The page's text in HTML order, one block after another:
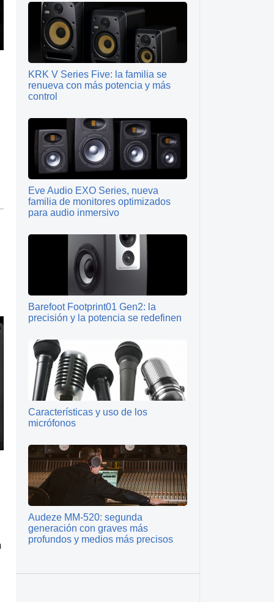
KRK V Series Five: la familia se
renueva con más potencia y más
control
Eve Audio EXO Series, nueva
familia de monitores optimizados
para audio inmersivo
Barefoot Footprint01 Gen2: la
precisión y la potencia se redefinen
Características y uso de los
micrófonos
Audeze MM‑520: segunda
generación con graves más
profundos y medios más precisos